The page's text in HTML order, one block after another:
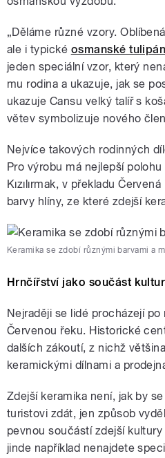
„Děláme různé vzory.
ale i typické osmanské
jeden speciální vzor, který
mu rodina a ukazuje, jak se
ukazuje Cansu velký talíř s
větev symbolizuje nového
Nejvíce takových rodinných
Pro výrobu má nejlepší
Kızılırmak, v překladu
barvy hlíny, ze které zdejší
Keramika se zdobí různými barvami a
Hrnčířství jako součást
Nejraději se lidé procházejí
Červenou řeku. Historické
dalších zákoutí, z nichž
keramickými dílnami a
Zdejší keramika není, jak by
turistovi zdát, jen způsob
pevnou součástí zdejší
jinde například nenajdete